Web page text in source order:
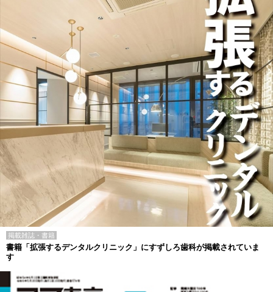
掲載雑誌・書籍
書籍「拡張するデンタルクリニック」にすずしろ歯科が掲載されていま
す